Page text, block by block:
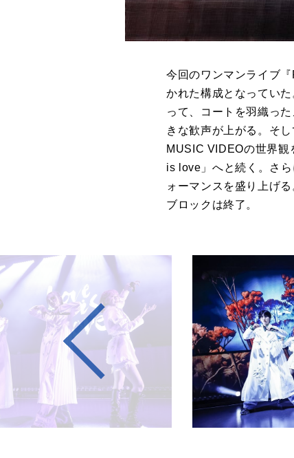
今回のワンマンライブ『
かれた構成となってい
って、コートを羽織っ
きな歓声が上がる。そ
MUSIC VIDEOの世界観
is love」へと続く。さ
ォーマンスを盛り上げ
ブロックは終了。